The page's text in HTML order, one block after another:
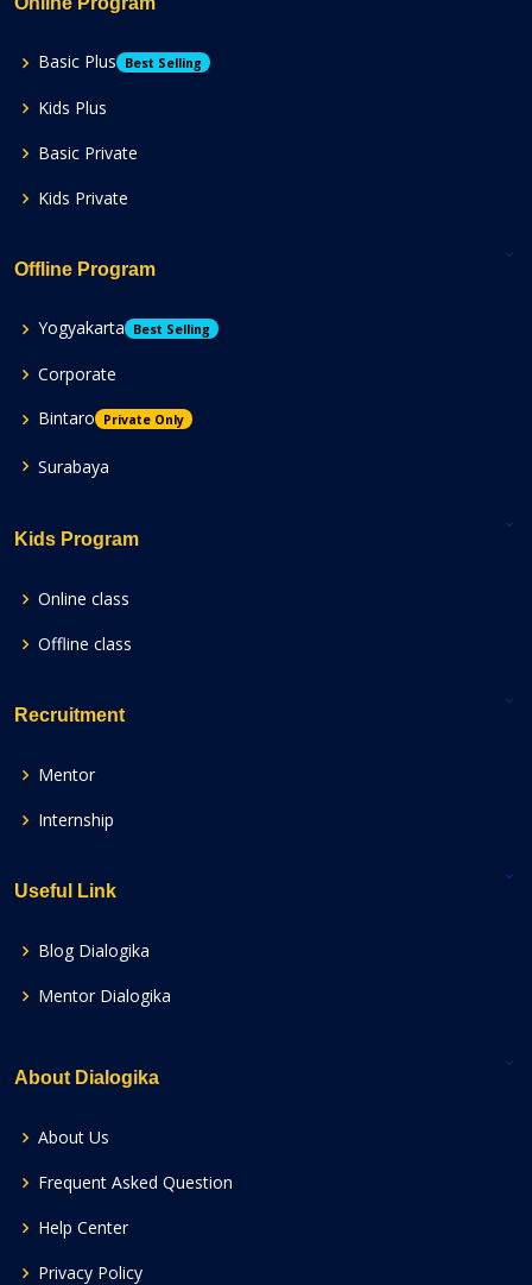
Basic Plus Best Selling
Kids Plus
Basic Private
Kids Private
Offline Program
Yogyakarta Best Selling
Corporate
Bintaro
Private Only
Surabaya
Kids Program
Online class
Offline class
Recruitment
Mentor
Internship
Useful Link
Blog Dialogika
Mentor Dialogika
About Dialogika
About Us
Frequent Asked Question
Help Center
Privacy Policy